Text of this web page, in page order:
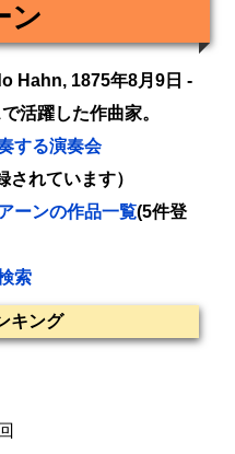
ン
Hahn, 1875年8月9日 -
活躍した作曲家。
する演奏会
れています）
ーンの作品一覧(5件登
索
キング